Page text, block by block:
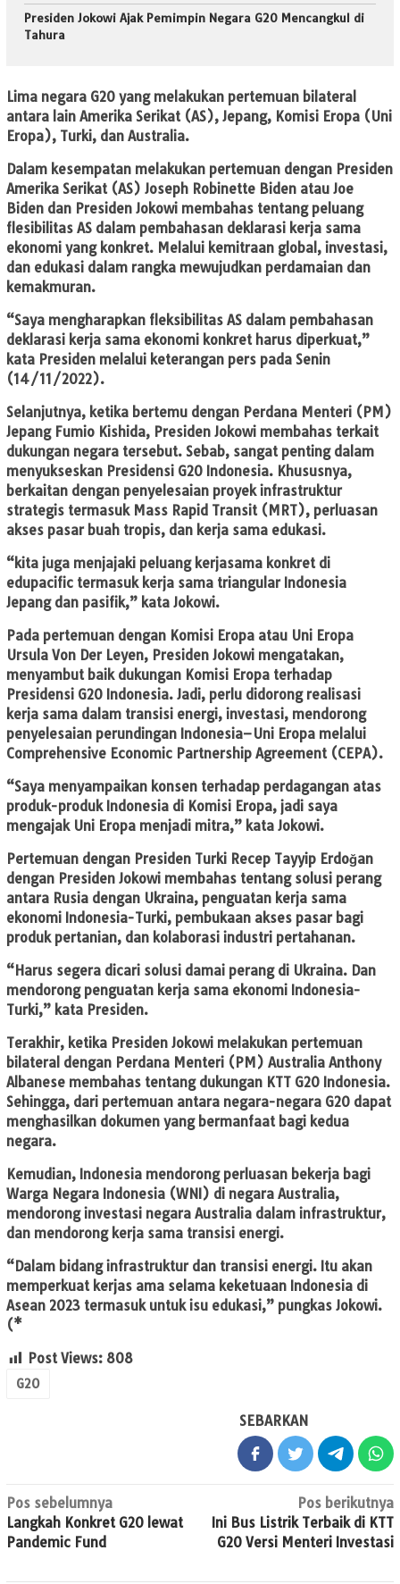
Presiden Jokowi Ajak Pemimpin Negara G20 Mencangkul di
Tahura
Lima negara G20 yang melakukan pertemuan bilateral
antara lain Amerika Serikat (AS), Jepang, Komisi Eropa (Uni
Eropa), Turki, dan Australia.
Dalam kesempatan melakukan pertemuan dengan Presiden
Amerika Serikat (AS) Joseph Robinette Biden atau Joe
Biden dan Presiden Jokowi membahas tentang peluang
flesibilitas AS dalam pembahasan deklarasi kerja sama
ekonomi yang konkret. Melalui kemitraan global, investasi,
dan edukasi dalam rangka mewujudkan perdamaian dan
kemakmuran.
“Saya mengharapkan fleksibilitas AS dalam pembahasan
deklarasi kerja sama ekonomi konkret harus diperkuat,”
kata Presiden melalui keterangan pers pada Senin
(14/11/2022).
Selanjutnya, ketika bertemu dengan Perdana Menteri (PM)
Jepang Fumio Kishida, Presiden Jokowi membahas terkait
dukungan negara tersebut. Sebab, sangat penting dalam
menyukseskan Presidensi G20 Indonesia. Khususnya,
berkaitan dengan penyelesaian proyek infrastruktur
strategis termasuk Mass Rapid Transit (MRT), perluasan
akses pasar buah tropis, dan kerja sama edukasi.
“kita juga menjajaki peluang kerjasama konkret di
edupacific termasuk kerja sama triangular Indonesia
Jepang dan pasifik,” kata Jokowi.
Pada pertemuan dengan Komisi Eropa atau Uni Eropa
Ursula Von Der Leyen, Presiden Jokowi mengatakan,
menyambut baik dukungan Komisi Eropa terhadap
Presidensi G20 Indonesia. Jadi, perlu didorong realisasi
kerja sama dalam transisi energi, investasi, mendorong
penyelesaian perundingan Indonesia–Uni Eropa melalui
Comprehensive Economic Partnership Agreement (CEPA).
“Saya menyampaikan konsen terhadap perdagangan atas
produk-produk Indonesia di Komisi Eropa, jadi saya
mengajak Uni Eropa menjadi mitra,” kata Jokowi.
Pertemuan dengan Presiden Turki Recep Tayyip Erdoğan
dengan Presiden Jokowi membahas tentang solusi perang
antara Rusia dengan Ukraina, penguatan kerja sama
ekonomi Indonesia-Turki, pembukaan akses pasar bagi
produk pertanian, dan kolaborasi industri pertahanan.
“Harus segera dicari solusi damai perang di Ukraina. Dan
mendorong penguatan kerja sama ekonomi Indonesia-
Turki,” kata Presiden.
Terakhir, ketika Presiden Jokowi melakukan pertemuan
bilateral dengan Perdana Menteri (PM) Australia Anthony
Albanese membahas tentang dukungan KTT G20 Indonesia.
Sehingga, dari pertemuan antara negara-negara G20 dapat
menghasilkan dokumen yang bermanfaat bagi kedua
negara.
Kemudian, Indonesia mendorong perluasan bekerja bagi
Warga Negara Indonesia (WNI) di negara Australia,
mendorong investasi negara Australia dalam infrastruktur,
dan mendorong kerja sama transisi energi.
“Dalam bidang infrastruktur dan transisi energi. Itu akan
memperkuat kerjas ama selama keketuaan Indonesia di
Asean 2023 termasuk untuk isu edukasi,” pungkas Jokowi.
(*
Post Views: 808
G20
SEBARKAN
Navigasi
pos
Pos sebelumnya
Langkah Konkret G20 lewat
Pandemic Fund
Pos berikutnya
Ini Bus Listrik Terbaik di KTT
G20 Versi Menteri Investasi